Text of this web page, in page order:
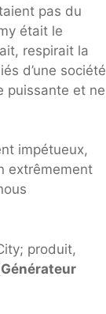
pas du
était le
respirait la
d’une société
puissante et ne
impétueux,
extrêmement
produit,
Générateur